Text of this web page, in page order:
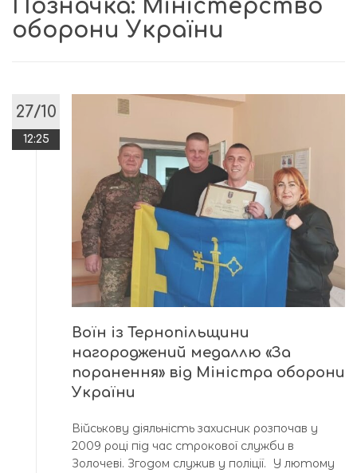
Позначка: Міністерство
оборони України
27/10
12:25
Воїн із Тернопільщини
нагороджений медаллю «За
поранення» від Міністра оборони
України
Військову діяльність захисник розпочав у
2009 році під час строкової служби в
Золочеві. Згодом служив у поліції. У лютому